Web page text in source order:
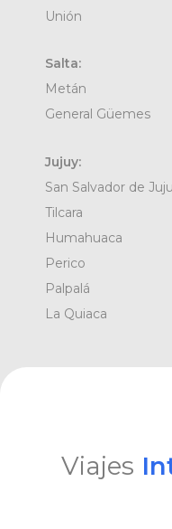
Unión
Salta:
Metán
General Güemes
Jujuy:
San Salvador de
Tilcara
Humahuaca
Perico
Palpalá
La Quiaca
Viajes